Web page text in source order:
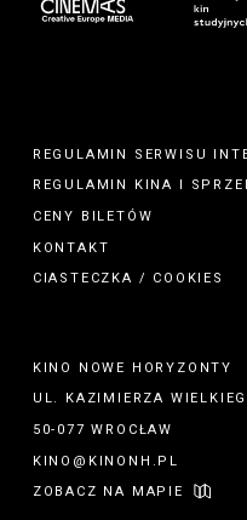
REGULAMIN SERWISU
REGULAMIN
KINA
CENY BILETÓW
KONTAKT
CIASTECZKA / COOKIES
KINO NOWE HORYZONTY
UL. KAZIMIERZA
50-077 WROCŁAW
KINO@KINONH.PL
ZOBACZ NA MAPIE